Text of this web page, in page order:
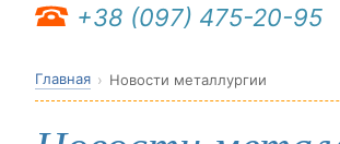
+38 (097) 475-20-95
Главная Новости металлургии